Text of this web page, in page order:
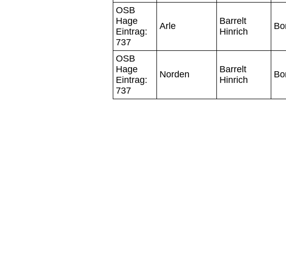
OSB
Hage
Eintrag:
737
Arle
Barrelt
Hinrich
OSB
Hage
Eintrag:
737
Norden
Barrelt
Hinrich